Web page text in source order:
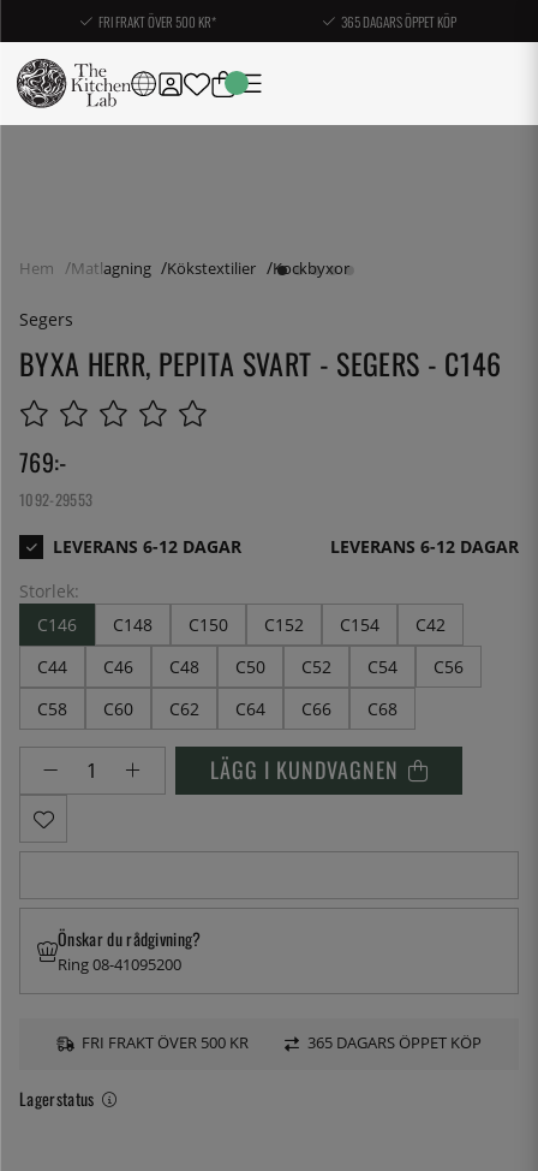
FRI FRAKT ÖVER 500 KR* 365 DAGARS ÖPPET KÖP
Hem Matlagning Kökstextilier Kockbyxor
Segers
BYXA HERR, PEPITA SVART - SEGERS - C146
769:-
1092-29553
LEVERANS 6-12 DAGAR
Storlek:
C146
C148 C150 C152 C154
C42
C44
C46 C48 C50 C52 C54
C56
C58
C60 C62 C64 C66 C68
LÄGG I KUNDVAGNEN
Lagerstatus
Önskar du rådgivning?
Ring 08-41095200
FRI FRAKT ÖVER 500 KR 365 DAGARS ÖPPET KÖP